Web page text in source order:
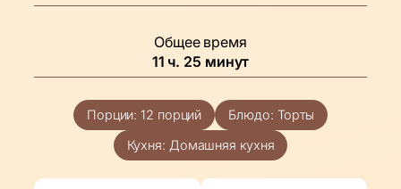
Общее время
11часов
ч. 25минуты
минут
Порции:12 порций Блюдо: Торты
Кухня: Домашняя кухня